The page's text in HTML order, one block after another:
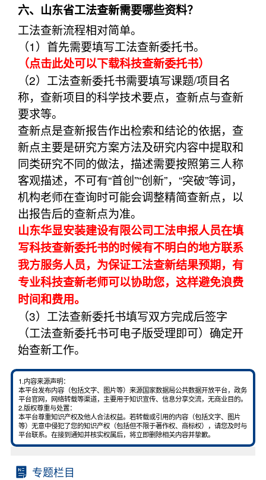
六、山东省工法查新需要哪些资料？
工法查新流程相对简单。
（1）首先需要填写工法查新委托书。
（点击此处可以下载科技查新委托书）
（2）工法查新委托书需要填写课题/项目名
称，查新项目的科学技术要点，查新点与查新
要求等。
查新点是查新报告作出检索和结论的依据，查
新点主要是研究方案方法及研究内容中提取和
同类研究不同的做法，描述需要按照第三人称
客观描述，不可有“首创”“创新”，“突破”等词，
机构老师在查询时可能会调整精简查新点，以
出报告后的查新点为准。
山东华显安装建设有限公司工法申报人员在填
写科技查新委托书的时候有不明白的地方联系
我方服务人员，为保证工法查新结果预期，有
专业科技查新老师可以协助您，这样避免浪费
时间和费用。
（3）工法查新委托书填写双方完成后签字
（工法查新委托书可电子版受理即可）确定开
始查新工作。
1.内容来源声明：
本平台发布内容（包括文字、图片等）来源国家数据局公共数据开放平台，政务
平台官网，网络转载等渠道，主要用于知识宣传、信息分享交流，无商业目的。
2.版权尊重与处置：
本平台尊重知识产权及他人合法权益。若转载或引用的内容（包括文字、图片
等）无意中侵犯了您的知识产权（包括但不限于著作权、商标权），请您及时与
平台联系。在接到通知并核实权属后，将立即删除相关内容并挚歉。
专题栏目